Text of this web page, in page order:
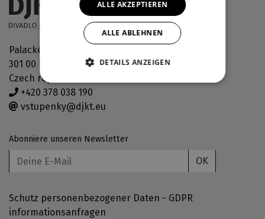
Palackého náměstí 30
301 00 Plzeň
Czech republic
+420 378 038 190
vstupenky@djkt.eu
Abonniere unseren Newsletter
OK
Schutz personenbezogener Daten - GDPR
informationsanfragen
ALLE AKZEPTIEREN
ALLE ABLEHNEN
DETAILS ANZEIGEN